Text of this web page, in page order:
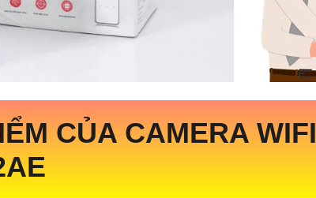
CỦA CAMERA WIFI